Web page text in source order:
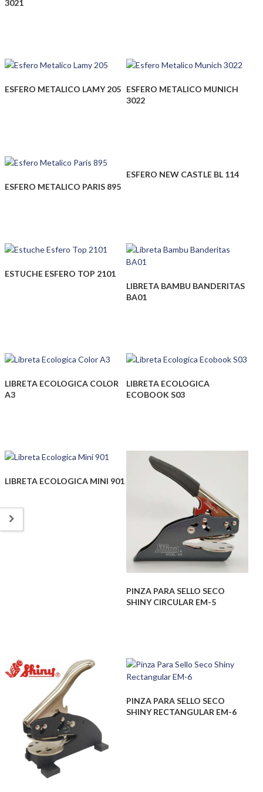
3021
ESFERO METALICO LAMY 205
ESFERO METALICO MUNICH
3022
ESFERO METALICO PARIS 895
ESFERO NEW CASTLE BL 114
ESTUCHE ESFERO TOP 2101
LIBRETA BAMBU BANDERITAS
BA01
LIBRETA ECOLOGICA COLOR
A3
LIBRETA ECOLOGICA
ECOBOOK S03
LIBRETA ECOLOGICA MINI 901
PINZA PARA SELLO SECO
SHINY CIRCULAR EM-5
PINZA PARA SELLO SECO
SHINY RECTANGULAR EM-6